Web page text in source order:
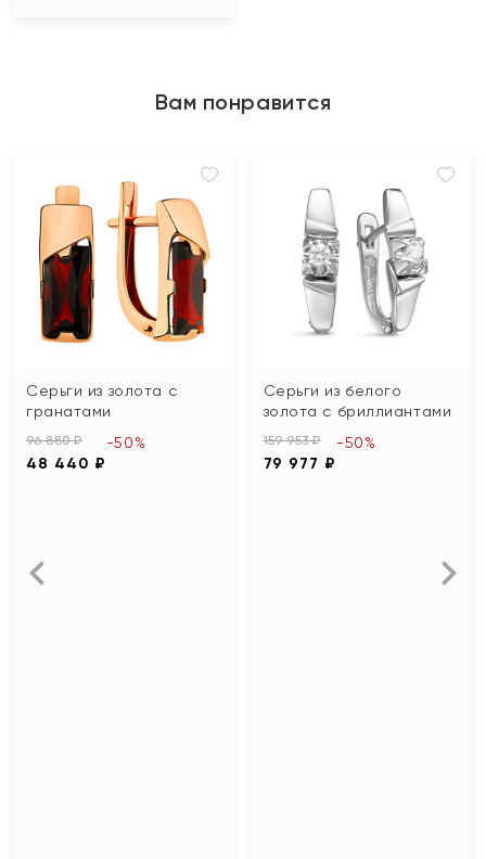
Вам понравится
Серьги из золота с
гранатами
96 880 ₽
48 440 ₽
-50%
Серьги из белого
золота с бриллиантами
159 953 ₽
79 977 ₽
-50%